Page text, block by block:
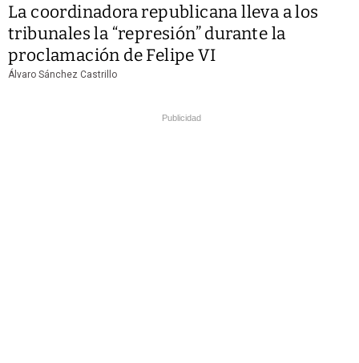
La coordinadora republicana lleva a los
tribunales la “represión” durante la
proclamación de Felipe VI
Álvaro Sánchez Castrillo
Publicidad